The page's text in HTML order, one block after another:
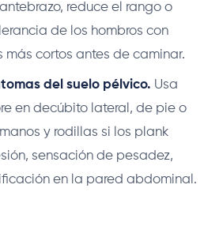
reduce el rango o
de los hombros con
más cortos antes de caminar.
del suelo pélvico. Usa
en decúbito lateral, de pie o
y rodillas si los plank
sensación de pesadez,
en la pared abdominal.